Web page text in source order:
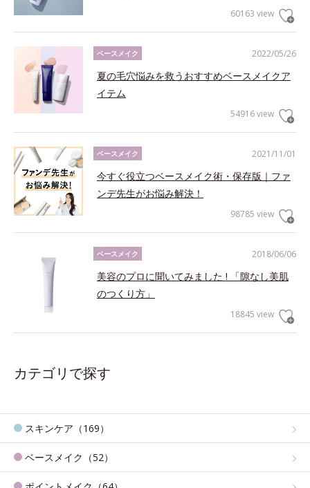
60163 view
2022/05/26
ベースメイク
夏の毛穴悩みを救うおすすめベースメイクア
イテム
54916 view
2021/11/01
ベースメイク
今すぐ役立つベースメイク術・保存版｜ファ
ンデ先生がお悩み解決！
98785 view
2018/06/06
ベースメイク
美容のプロに聞いてみました ! 「隙なし美肌
のつくり方」
18845 view
カテゴリで探す
スキンケア（169）
ベースメイク（52）